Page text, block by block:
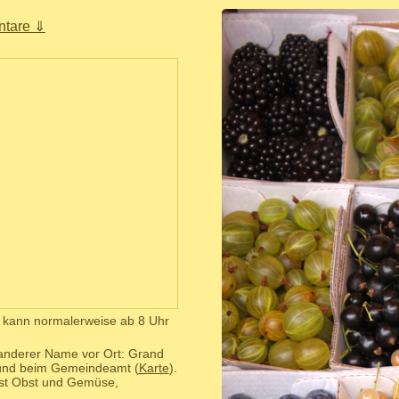
⇓
normalerweise ab 8 Uhr
Name vor Ort: Grand
beim Gemeindeamt (Karte).
Obst und Gemüse,